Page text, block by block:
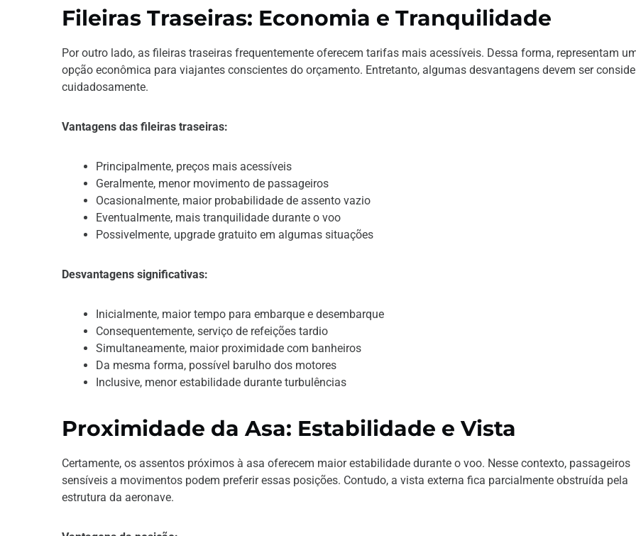
Fileiras Traseiras: Economia e Tranquilidade
Por outro lado, as fileiras traseiras frequentemente oferecem tarifas mais acessíveis. Dessa forma, representam
opção econômica para viajantes conscientes do orçamento. Entretanto, algumas desvantagens devem ser
cuidadosamente.
Vantagens das fileiras traseiras:
Principalmente, preços mais acessíveis
Geralmente, menor movimento de passageiros
Ocasionalmente, maior probabilidade de assento vazio
Eventualmente, mais tranquilidade durante o voo
Possivelmente, upgrade gratuito em algumas situações
Desvantagens significativas:
Inicialmente, maior tempo para embarque e desembarque
Consequentemente, serviço de refeições tardio
Simultaneamente, maior proximidade com banheiros
Da mesma forma, possível barulho dos motores
Inclusive, menor estabilidade durante turbulências
Proximidade da Asa: Estabilidade e Vista
Certamente, os assentos próximos à asa oferecem maior estabilidade durante o voo. Nesse contexto, passageiros
sensíveis a movimentos podem preferir essas posições. Contudo, a vista externa fica parcialmente obstruída pela
estrutura da aeronave.